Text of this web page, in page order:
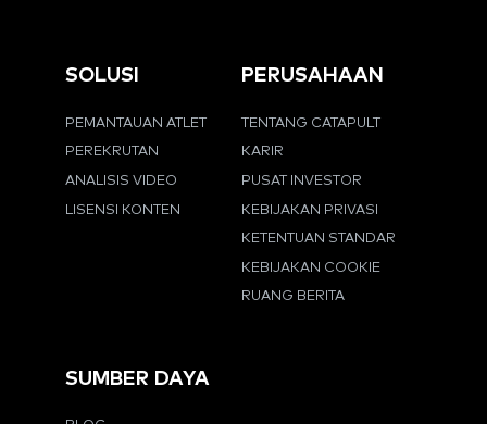
SOLUSI
PEMANTAUAN ATLET
PEREKRUTAN
ANALISIS VIDEO
LISENSI KONTEN
PERUSAHAAN
TENTANG CATAPULT
KARIR
PUSAT INVESTOR
KEBIJAKAN PRIVASI
KETENTUAN STANDAR
KEBIJAKAN COOKIE
RUANG BERITA
SUMBER DAYA